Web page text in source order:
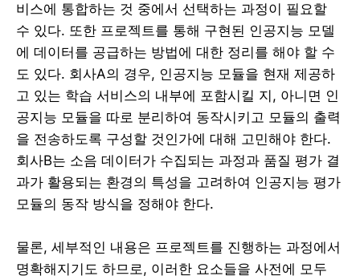
비스에 통합하는 것 중에서 선택하는 과정이 필요할
수 있다. 또한 프로젝트를 통해 구현된 인공지능 모델
에 데이터를 공급하는 방법에 대한 정리를 해야 할 수
도 있다. 회사A의 경우, 인공지능 모듈을 현재 제공하
고 있는 학습 서비스의 내부에 포함시킬 지, 아니면 인
공지능 모듈을 따로 분리하여 동작시키고 모듈의 출력
을 전송하도록 구성할 것인가에 대해 고민해야 한다.
회사B는 소음 데이터가 수집되는 과정과 품질 평가 결
과가 활용되는 환경의 특성을 고려하여 인공지능 평가
모듈의 동작 방식을 정해야 한다.
물론, 세부적인 내용은 프로젝트를 진행하는 과정에서
명확해지기도 하므로, 이러한 요소들을 사전에 모두